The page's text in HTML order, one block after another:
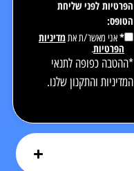
הפרטיות לפני שליחת
הטופס:
*אני מאשר/ת אתמדיניות
הפרטיות.
*ההטבה כפופה לתנאי
המדיניות והתקנון שלנו.